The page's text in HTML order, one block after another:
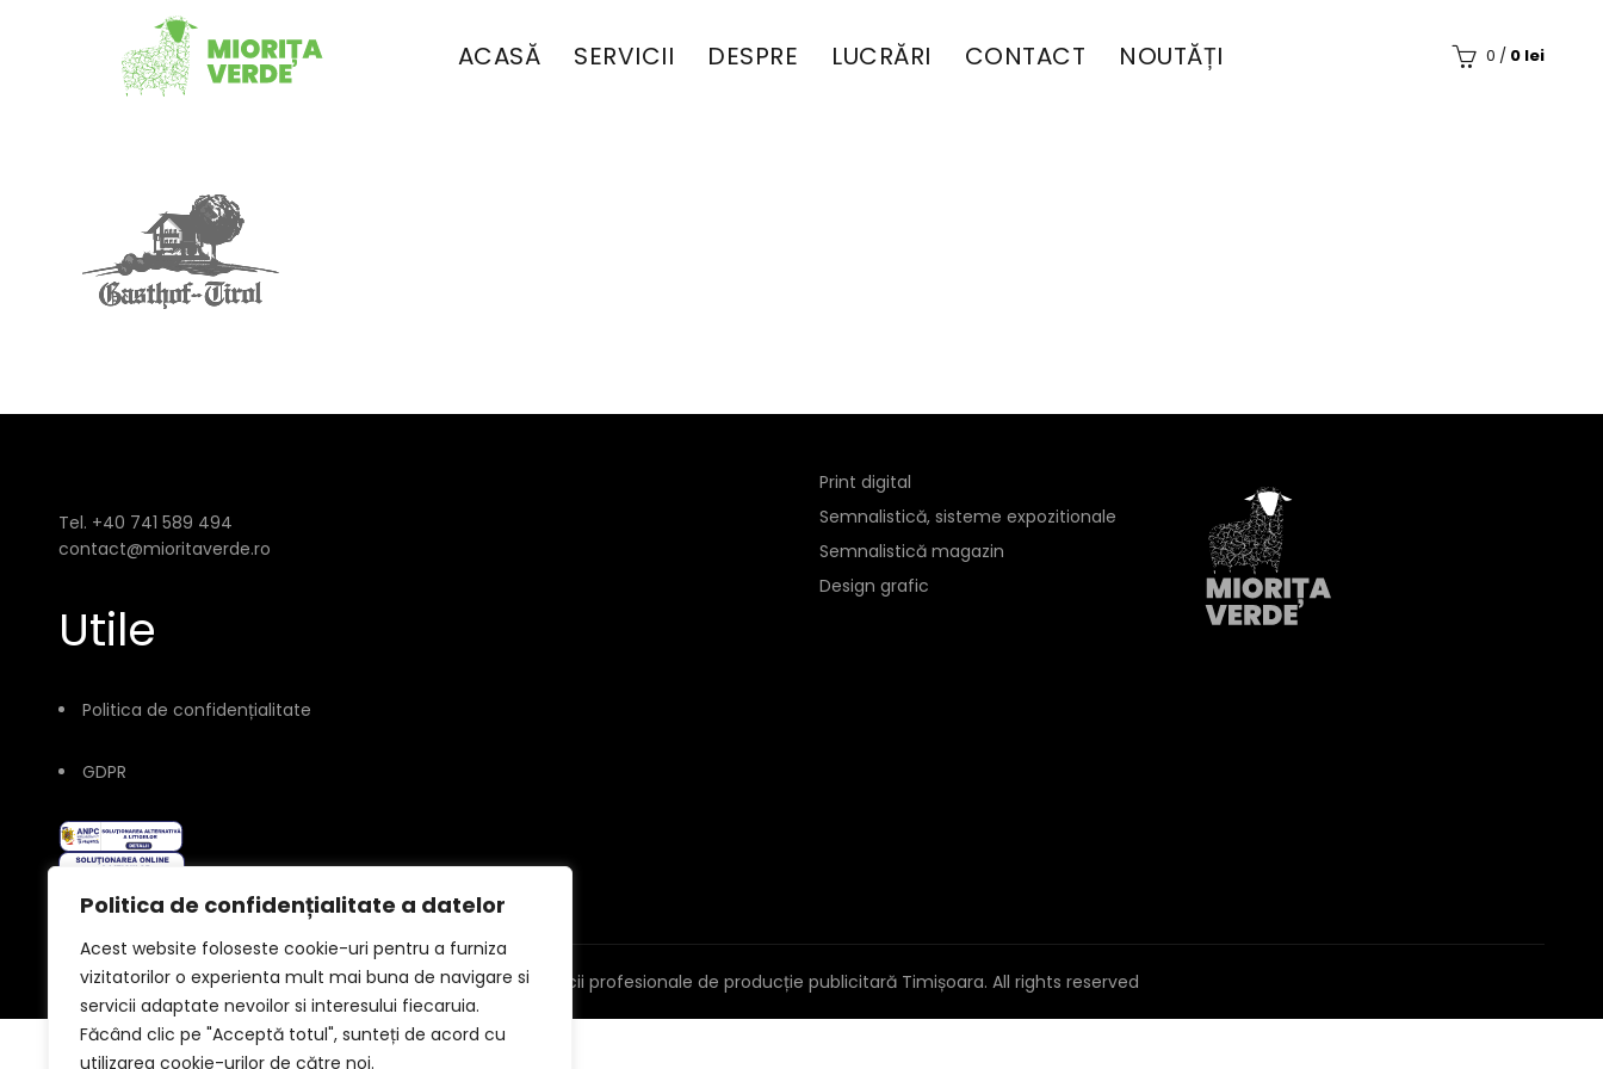
Politica de confidențialitate a datelor
Acest website foloseste cookie-uri pentru a furniza
vizitatorilor o experienta mult mai buna de navigare si
servicii adaptate nevoilor si interesului fiecaruia.
Făcând clic pe "Acceptă totul", sunteți de acord cu
utilizarea cookie-urilor de către noi.
ACASĂ SERVICII DESPRE LUCRĂRI CONTACT NOUTĂȚI 0 / 0 lei
Tel. +40 741 589 494
contact@mioritaverde.ro
Utile
Politica de confidențialitate
GDPR
Print digital
Semnalistică, sisteme expozitionale
Semnalistică magazin
Design grafic
© 2026Servicii profesionale de producție publicitară Timișoara. All rights reserved